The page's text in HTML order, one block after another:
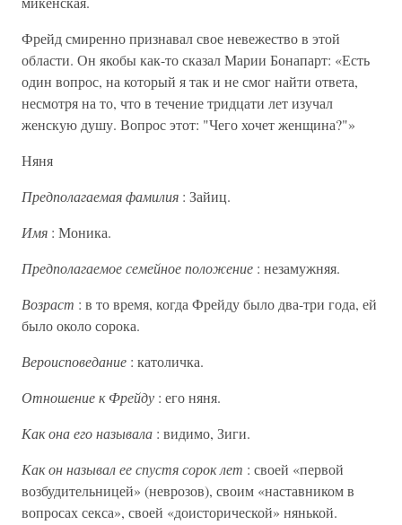
Фрейд смиренно признавал свое невежество в этой
области. Он якобы как-то сказал Марии Бонапарт: «Есть
один вопрос, на который я так и не смог найти ответа,
несмотря на то, что в течение тридцати лет изучал
женскую душу. Вопрос этот: "Чего хочет женщина?"»
Няня
Предполагаемая фамилия : Зайиц.
Имя : Моника.
Предполагаемое семейное положение : незамужняя.
Возраст : в то время, когда Фрейду было два-три года, ей
было около сорока.
Вероисповедание : католичка.
Отношение к Фрейду : его няня.
Как она его называла : видимо, Зиги.
Как он называл ее спустя сорок лет : своей «первой
возбудительницей» (неврозов), своим «наставником в
вопросах секса», своей «доисторической» нянькой.